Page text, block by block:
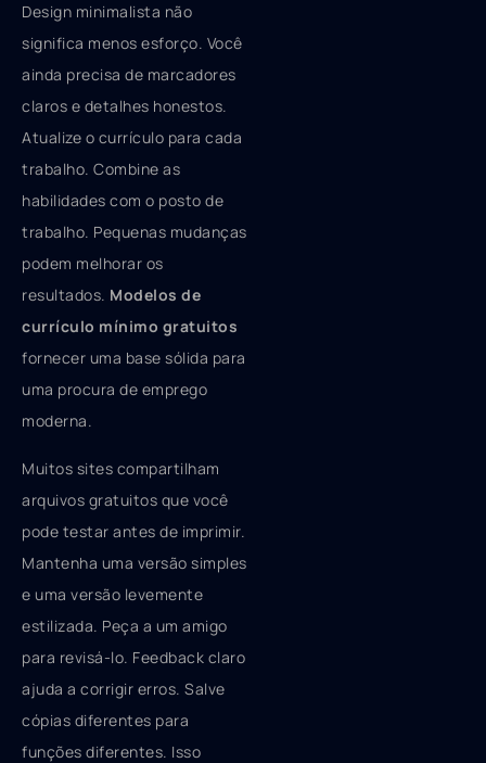
Design minimalista não
significa menos esforço. Você
ainda precisa de marcadores
claros e detalhes honestos.
Atualize o currículo para cada
trabalho. Combine as
habilidades com o posto de
trabalho. Pequenas mudanças
podem melhorar os
resultados. Modelos de
currículo mínimo gratuitos
fornecer uma base sólida para
uma procura de emprego
moderna.
Muitos sites compartilham
arquivos gratuitos que você
pode testar antes de imprimir.
Mantenha uma versão simples
e uma versão levemente
estilizada. Peça a um amigo
para revisá-lo. Feedback claro
ajuda a corrigir erros. Salve
cópias diferentes para
funções diferentes. Isso